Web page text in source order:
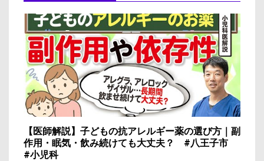
シ
ョ
ン
【医師解説】子どもの抗アレルギー薬の選び方｜副
作用・眠気・飲み続けても大丈夫？ #八王子市
#小児科